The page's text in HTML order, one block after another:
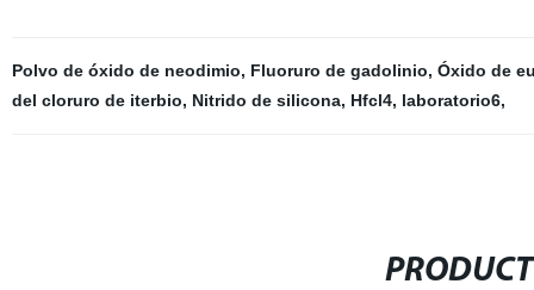
Polvo de óxido de neodimio, Fluoruro de gadolinio, Óxido de
del cloruro de iterbio, Nitrido de silicona, Hfcl4, laboratorio6,